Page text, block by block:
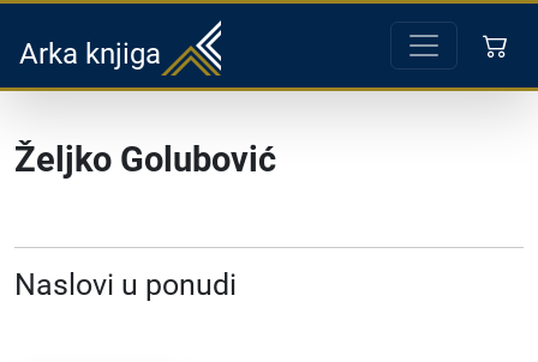
Arka knjiga
Željko Golubović
Naslovi u ponudi